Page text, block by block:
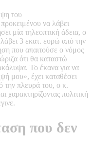
του
προκειμένου να λάβει
μία τηλεοπτική άδεια, ο
3 εκατ. ευρώ από την
που απαιτούσε ο νόμος
ότι θα καταστώ
Το έκανα για να
μου», έχει καταθέσει
την πλευρά του, ο κ.
χαρακτηρίζοντας πολιτική
που δεν